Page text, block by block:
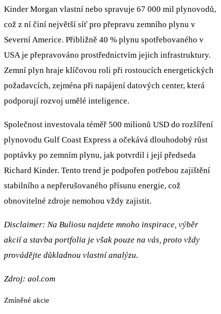
Kinder Morgan vlastní nebo spravuje 67 000 mil plynovodů,
což z ní činí největší síť pro přepravu zemního plynu v
Severní Americe. Přibližně 40 % plynu spotřebovaného v
USA je přepravováno prostřednictvím jejich infrastruktury.
Zemní plyn hraje klíčovou roli při rostoucích energetických
požadavcích, zejména při napájení datových center, která
podporují rozvoj umělé inteligence.
Společnost investovala téměř 500 milionů USD do rozšíření
plynovodu Gulf Coast Express a očekává dlouhodobý růst
poptávky po zemním plynu, jak potvrdil i její předseda
Richard Kinder. Tento trend je podpořen potřebou zajištění
stabilního a nepřerušovaného přísunu energie, což
obnovitelné zdroje nemohou vždy zajistit.
Disclaimer: Na Buliosu najdete mnoho inspirace, výběr
akcií a stavba portfolia je však pouze na vás, proto vždy
provádějte důkladnou vlastní analýzu.
Zdroj: aol.com
Zmíněné akcie